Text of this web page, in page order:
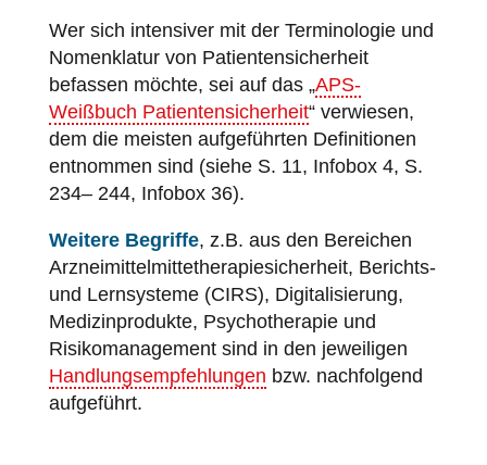
Wer sich intensiver mit der Terminologie und
Nomenklatur von Patientensicherheit
befassen möchte, sei auf das „APS-
Weißbuch Patientensicherheit“ verwiesen,
dem die meisten aufgeführten Definitionen
entnommen sind (siehe S. 11, Infobox 4, S.
234– 244, Infobox 36).
Weitere Begriffe, z.B. aus den Bereichen
Arzneimittelmittetherapiesicherheit, Berichts-
und Lernsysteme (CIRS), Digitalisierung,
Medizinprodukte, Psychotherapie und
Risikomanagement sind in den jeweiligen
Handlungsempfehlungen bzw. nachfolgend
aufgeführt.